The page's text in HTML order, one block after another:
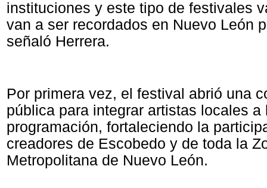
instituciones y este tipo de festivales
van a ser recordados en Nuevo León
señaló Herrera.
Por primera vez, el festival abrió una
pública para integrar artistas locales a
programación, fortaleciendo la
creadores de Escobedo y de toda la
Metropolitana de Nuevo León.